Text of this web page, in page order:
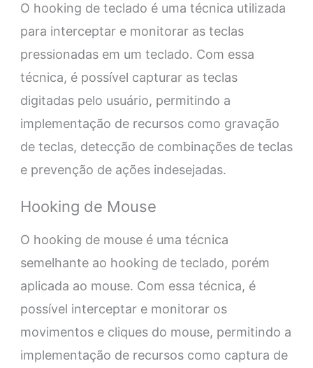
O hooking de teclado é uma técnica utilizada
para interceptar e monitorar as teclas
pressionadas em um teclado. Com essa
técnica, é possível capturar as teclas
digitadas pelo usuário, permitindo a
implementação de recursos como gravação
de teclas, detecção de combinações de teclas
e prevenção de ações indesejadas.
Hooking de Mouse
O hooking de mouse é uma técnica
semelhante ao hooking de teclado, porém
aplicada ao mouse. Com essa técnica, é
possível interceptar e monitorar os
movimentos e cliques do mouse, permitindo a
implementação de recursos como captura de